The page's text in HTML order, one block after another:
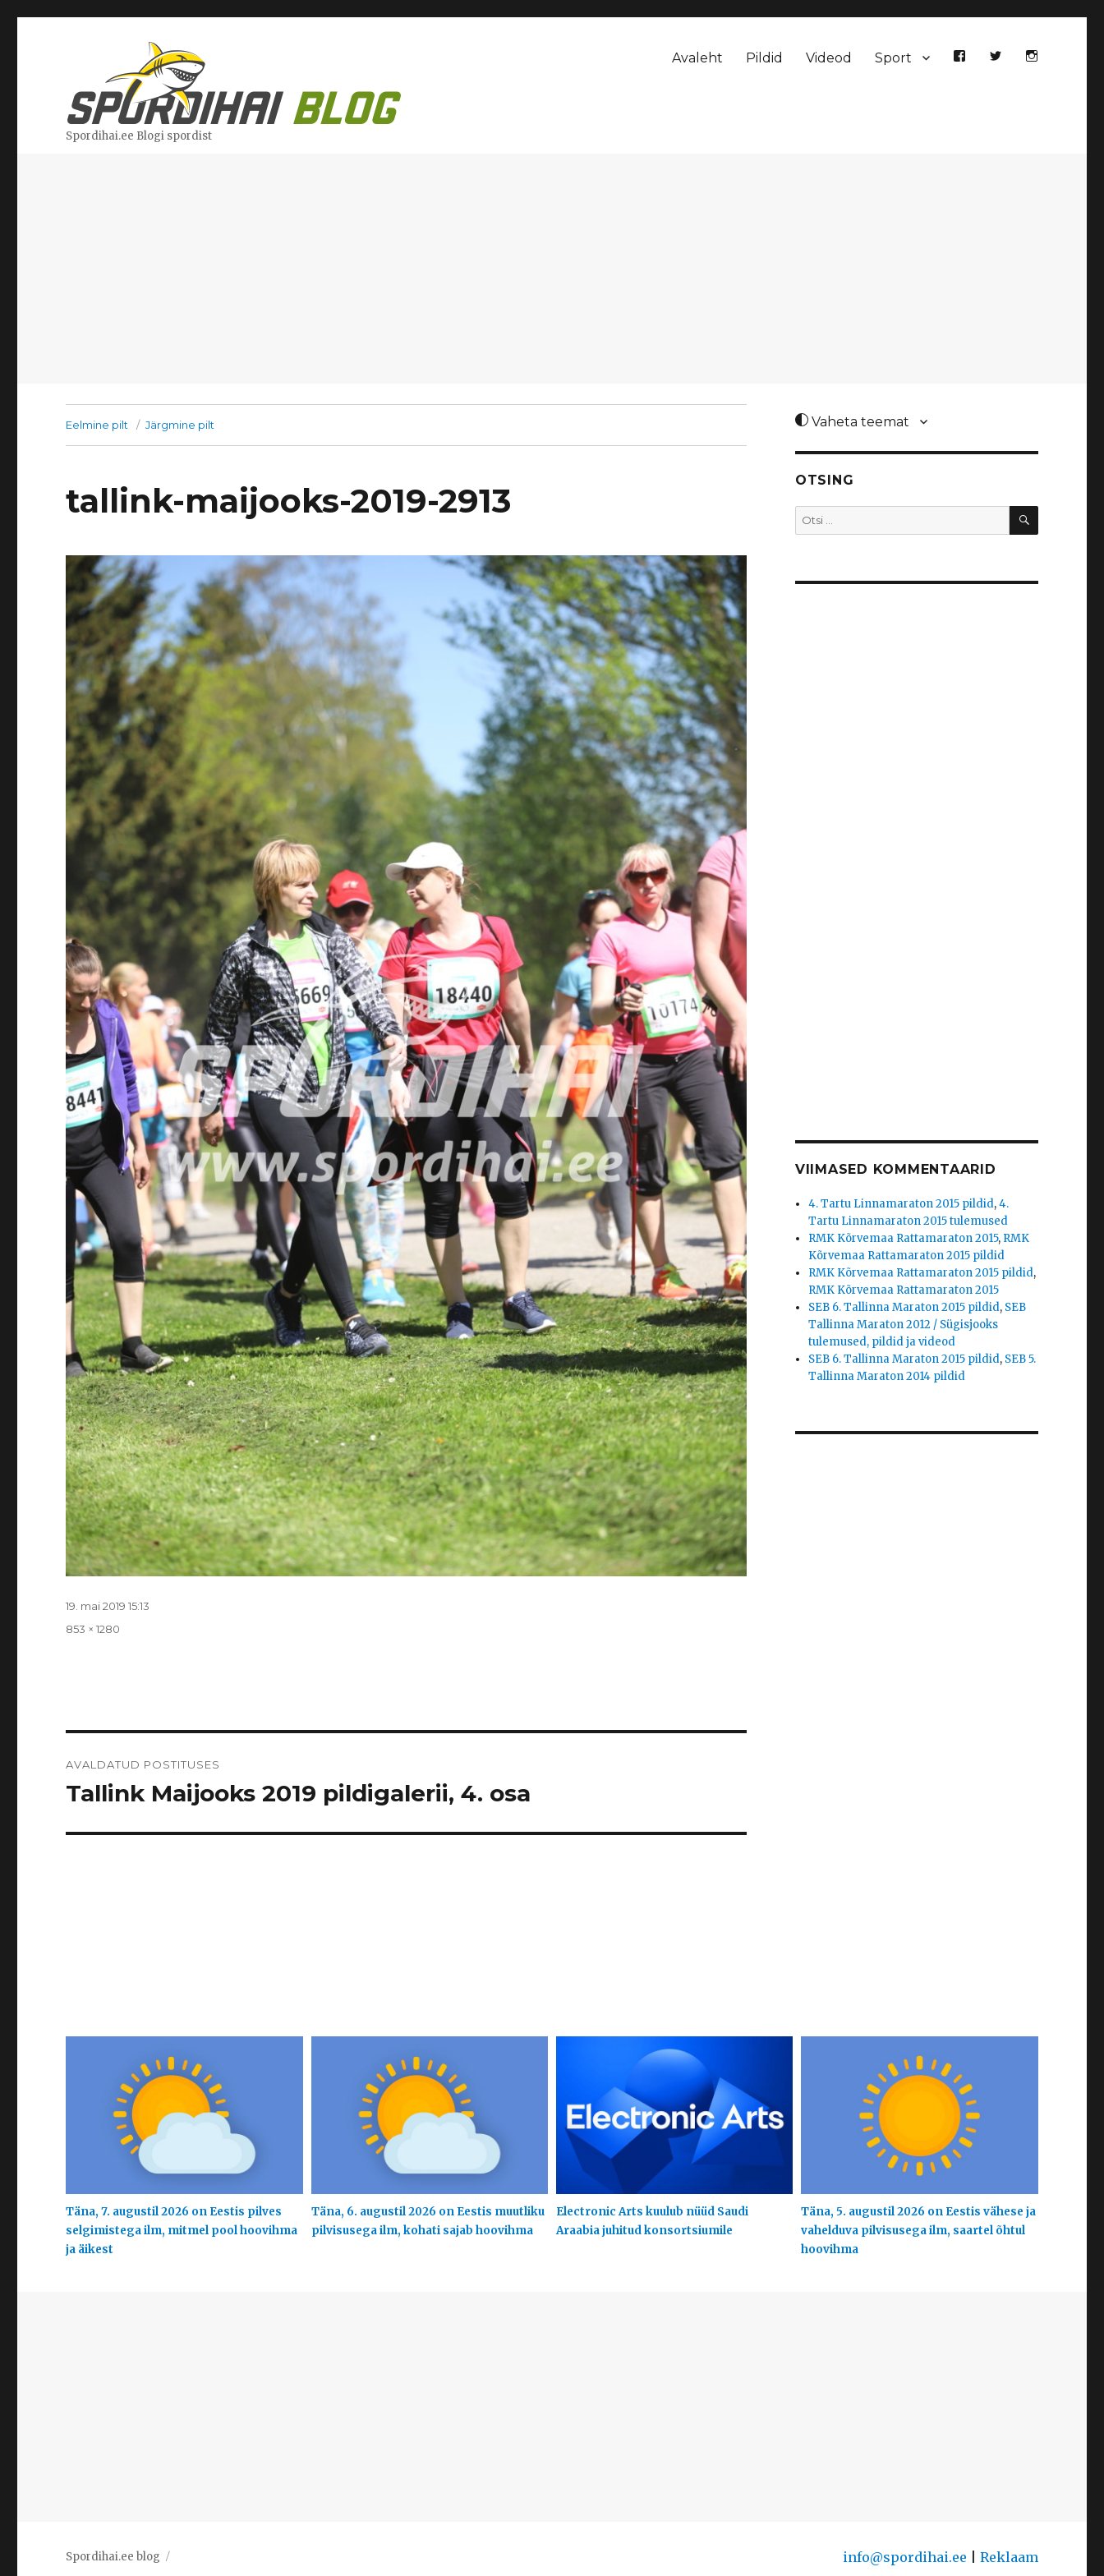
Spordihai.ee Blogi spordist
Avaleht Pildid Videod Sport
Eelmine pilt Järgmine pilt
tallink-maijooks-2019-2913
Postitatud
19. mai 2019 15:13
Täissuurus
853 × 1280
AVALDATUD POSTITUSES
Tallink Maijooks 2019 pildigalerii, 4. osa
Vaheta teemat
OTSING
Otsi: OTSI
VIIMASED KOMMENTAARID
4. Tartu Linnamaraton 2015 pildid,4.
Tartu Linnamaraton 2015 tulemused
RMK Kõrvemaa Rattamaraton 2015, RMK
Kõrvemaa Rattamaraton 2015 pildid
RMK Kõrvemaa Rattamaraton 2015 pildid,
RMK Kõrvemaa Rattamaraton 2015
SEB 6. Tallinna Maraton 2015 pildid, SEB
Tallinna Maraton 2012 / Sügisjooks
tulemused, pildid ja videod
SEB 6. Tallinna Maraton 2015 pildid, SEB 5.
Tallinna Maraton 2014 pildid
Täna, 7. augustil 2026 on Eestis pilves
selgimistega ilm, mitmel pool hoovihma
ja äikest
Täna, 6. augustil 2026 on Eestis muutliku
pilvisusega ilm, kohati sajab hoovihma
Electronic Arts kuulub nüüd Saudi
Araabia juhitud konsortsiumile
Täna, 5. augustil 2026 on Eestis vähese ja
vahelduva pilvisusega ilm, saartel õhtul
hoovihma
Spordihai.ee blog info@spordihai.ee Reklaam